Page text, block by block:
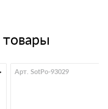
Арт. SotPo-93029